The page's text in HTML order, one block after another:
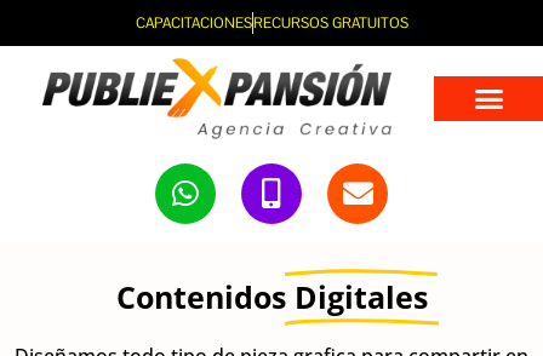
CAPACITACIONESRECURSOS GRATUITOS
Contenidos Digitales